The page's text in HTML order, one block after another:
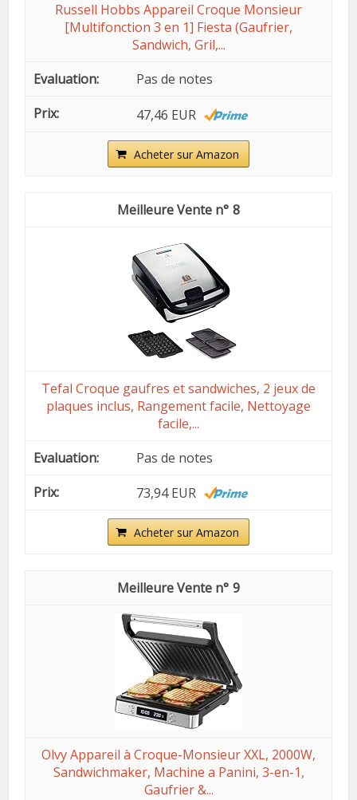
Russell Hobbs Appareil Croque Monsieur
[Multifonction 3 en 1] Fiesta (Gaufrier,
Sandwich, Gril,...
Pas de notes
47,46 EUR
Acheter sur Amazon
8
Tefal Croque gaufres et sandwiches, 2 jeux de
plaques inclus, Rangement facile, Nettoyage
facile,...
Pas de notes
73,94 EUR
Acheter sur Amazon
9
Olvy Appareil à Croque-Monsieur XXL, 2000W,
Sandwichmaker, Machine a Panini, 3-en-1,
Gaufrier &...